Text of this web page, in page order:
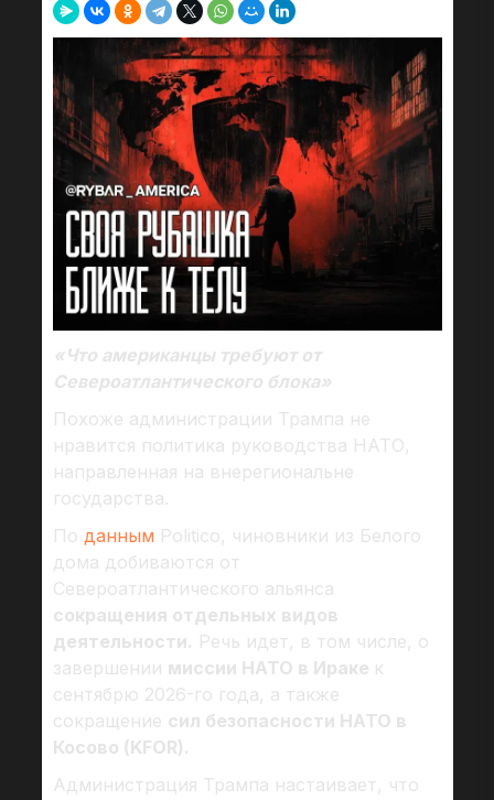
«Что американцы требуют от
Североатлантического блока»
Похоже администрации Трампа не
нравится политика руководства НАТО,
направленная на внерегиональне
государства.
По данным Politico, чиновники из Белого
дома добиваются от
Североатлантического альянса
сокращения отдельных видов
деятельности. Речь идет, в том числе, о
завершении миссии НАТО в Ираке к
сентябрю 2026-го года, а также
сокращение сил безопасности НАТО в
Косово (KFOR).
Администрация Трампа настаивает, что